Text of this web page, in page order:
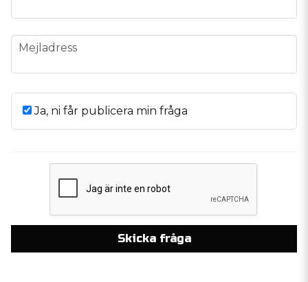
email
Mejladress
Ja, ni får publicera min fråga
Skicka fråga